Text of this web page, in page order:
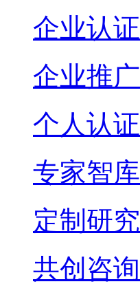
企业认证
企业推广
个人认证
专家智库
定制研究
共创咨询